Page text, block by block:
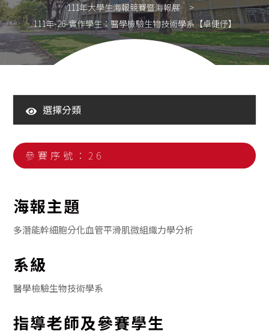
成大創新創業
聯絡我們
111年大學生海報競賽暨海報展
111年-26-實作學生：醫學檢驗生物技術學系【卓倢伃】
選擇分類
110年大學生海報競賽暨海報展
111年大學生海報競賽暨海報展
參賽序號：26
海報主題
多潛能幹細胞分化血管平滑肌微組織力學分析
系級
醫學檢驗生物技術學系
指導老師及參賽學生